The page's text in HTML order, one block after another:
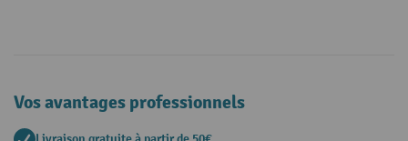
Vos avantages professionnels